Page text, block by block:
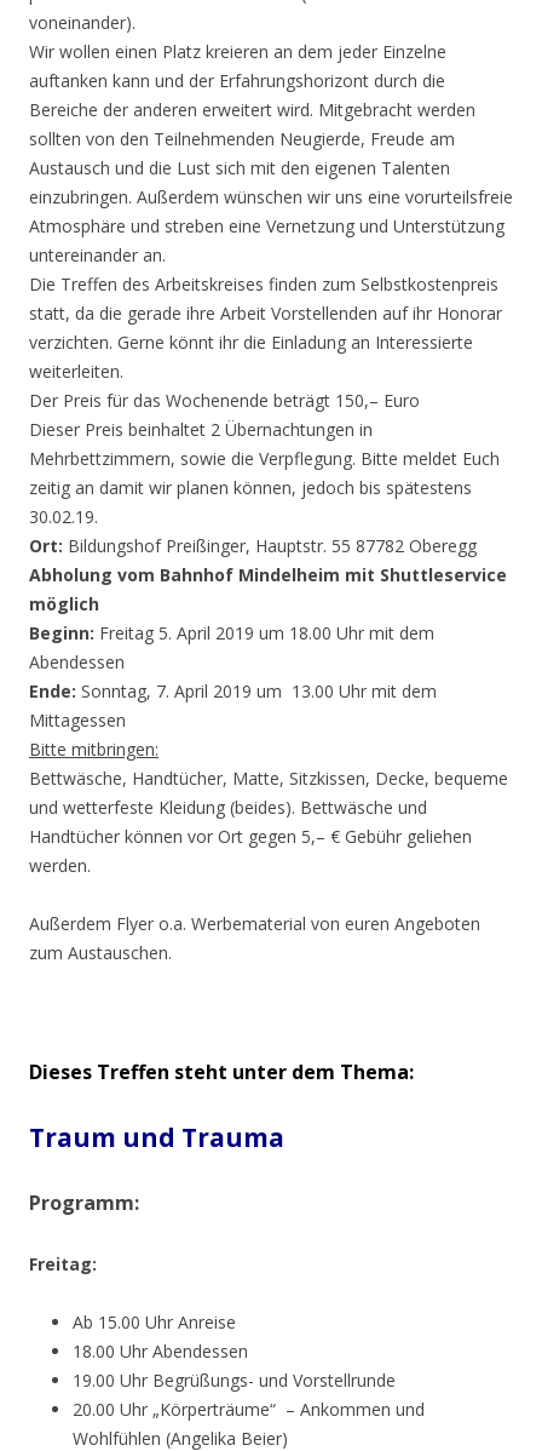
voneinander).
Wir wollen einen Platz kreieren an dem jeder Einzelne
auftanken kann und der Erfahrungshorizont durch die
Bereiche der anderen erweitert wird. Mitgebracht werden
sollten von den Teilnehmenden Neugierde, Freude am
Austausch und die Lust sich mit den eigenen Talenten
einzubringen. Außerdem wünschen wir uns eine vorurteilsfreie
Atmosphäre und streben eine Vernetzung und Unterstützung
untereinander an.
Die Treffen des Arbeitskreises finden zum Selbstkostenpreis
statt, da die gerade ihre Arbeit Vorstellenden auf ihr Honorar
verzichten. Gerne könnt ihr die Einladung an Interessierte
weiterleiten.
Der Preis für das Wochenende beträgt 150,– Euro
Dieser Preis beinhaltet 2 Übernachtungen in
Mehrbettzimmern, sowie die Verpflegung. Bitte meldet Euch
zeitig an damit wir planen können, jedoch bis spätestens
30.02.19.
Ort: Bildungshof Preißinger, Hauptstr. 55 87782 Oberegg
Abholung vom Bahnhof Mindelheim mit Shuttleservice
möglich
Beginn: Freitag 5. April 2019 um 18.00 Uhr mit dem
Abendessen
Ende: Sonntag, 7. April 2019 um 13.00 Uhr mit dem
Mittagessen
Bitte mitbringen:
Bettwäsche, Handtücher, Matte, Sitzkissen, Decke, bequeme
und wetterfeste Kleidung (beides). Bettwäsche und
Handtücher können vor Ort gegen 5,– € Gebühr geliehen
werden.
Außerdem Flyer o.a. Werbematerial von euren Angeboten
zum Austauschen.
Dieses Treffen steht unter dem Thema:
Traum und Trauma
Programm:
Freitag:
Ab 15.00 Uhr Anreise
18.00 Uhr Abendessen
19.00 Uhr Begrüßungs- und Vorstellrunde
20.00 Uhr „Körperträume“ – Ankommen und
Wohlfühlen (Angelika Beier)